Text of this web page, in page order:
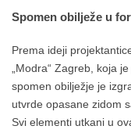
Spomen obilježe u
Prema ideji
„Modra“ Zagreb, koja
spomen obilježje je
utvrde opasane zidom
Svi elementi utkani u